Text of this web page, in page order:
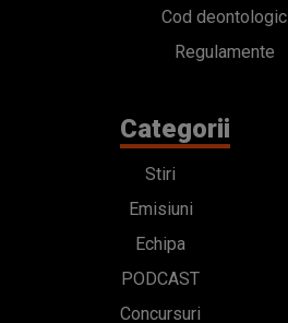
Cod deontologic
Regulamente
Categorii
Stiri
Emisiuni
Echipa
PODCAST
Concursuri